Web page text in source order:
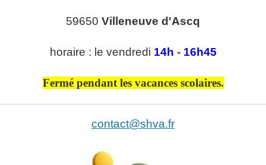
59650 Villeneuve d'Ascq
horaire : le vendredi 14h - 16h45
Fermé pendant les vacances scolaires.
contact@shva.fr